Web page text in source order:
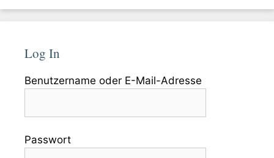
Log In
Benutzername oder E-Mail-Adresse
Passwort